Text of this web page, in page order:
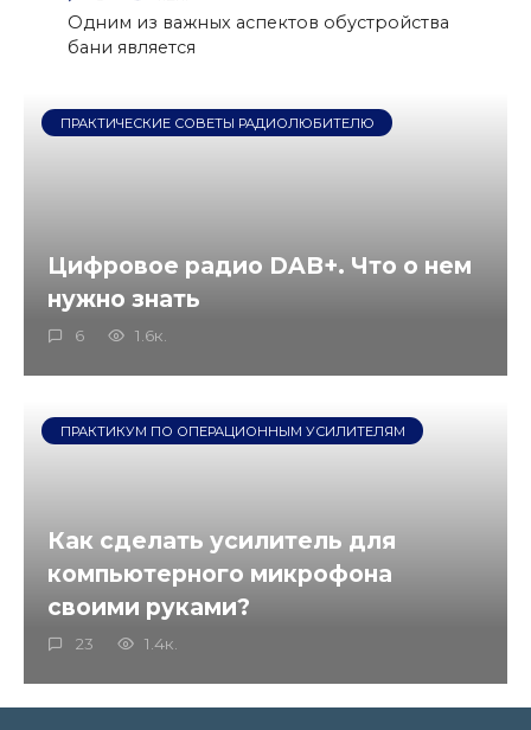
Одним из важных аспектов обустройства
бани является
ПРАКТИЧЕСКИЕ СОВЕТЫ РАДИОЛЮБИТЕЛЮ
Цифровое радио DAB+. Что о нем
нужно знать
6 1.6к.
ПРАКТИКУМ ПО ОПЕРАЦИОННЫМ УСИЛИТЕЛЯМ
Как сделать усилитель для
компьютерного микрофона
своими руками?
23 1.4к.